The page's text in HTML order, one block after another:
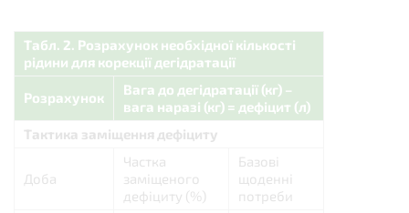
Табл. 2. Розрахунок необхідної кількості
рідини для корекції дегідратації
Розрахунок
Вага до дегідратації (кг) –
вага наразі (кг) = дефіцит (л)
Тактика заміщення дефіциту
Доба
Частка
заміщеного
дефіциту (%)
Базові
щоденні
потреби